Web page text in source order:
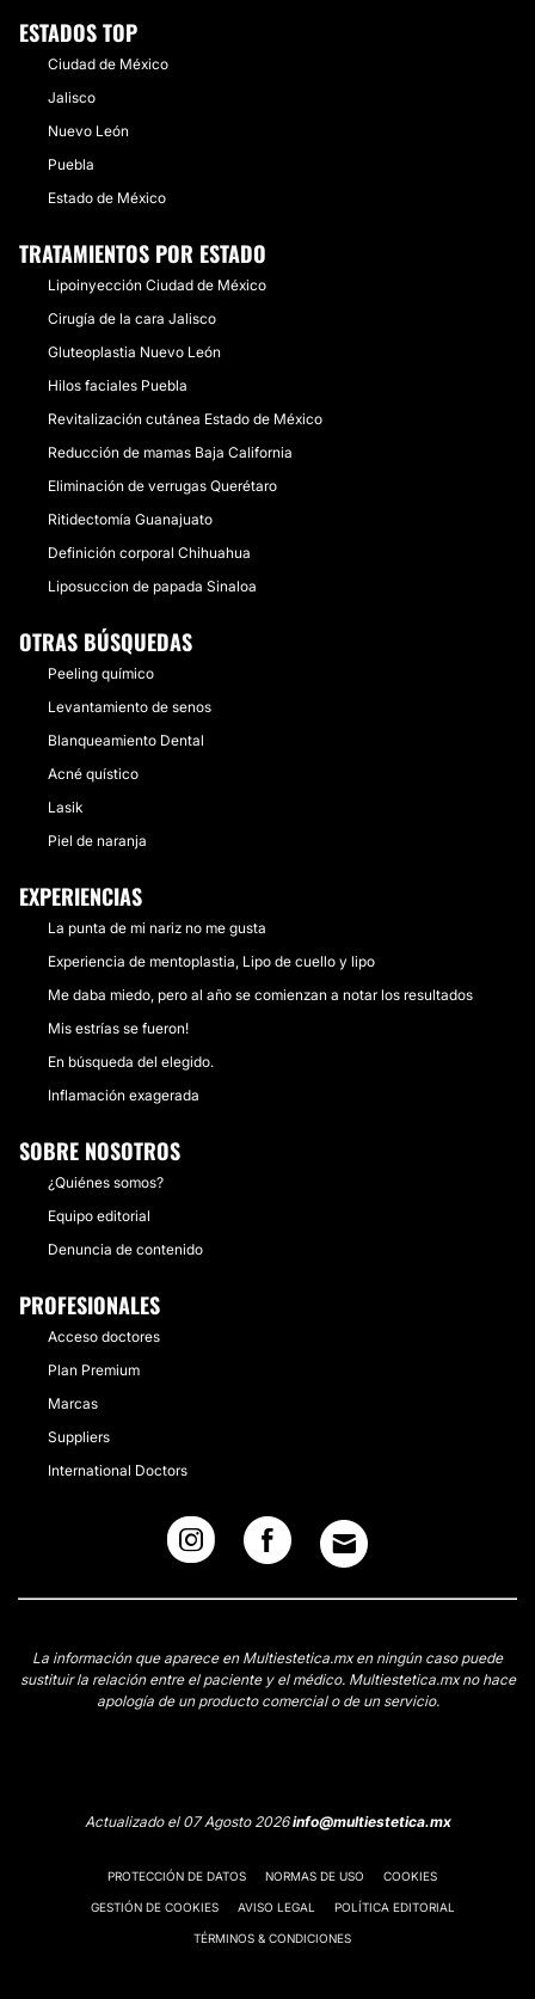
ESTADOS TOP
Ciudad de México
Jalisco
Nuevo León
Puebla
Estado de México
TRATAMIENTOS POR ESTADO
Lipoinyección Ciudad de México
Cirugía de la cara Jalisco
Gluteoplastia Nuevo León
Hilos faciales Puebla
Revitalización cutánea Estado de México
Reducción de mamas Baja California
Eliminación de verrugas Querétaro
Ritidectomía Guanajuato
Definición corporal Chihuahua
Liposuccion de papada Sinaloa
OTRAS BÚSQUEDAS
Peeling químico
Levantamiento de senos
Blanqueamiento Dental
Acné quístico
Lasik
Piel de naranja
EXPERIENCIAS
La punta de mi nariz no me gusta
Experiencia de mentoplastia, Lipo de cuello y lipo
Me daba miedo, pero al año se comienzan a notar los resultados
Mis estrías se fueron!
En búsqueda del elegido.
Inflamación exagerada
SOBRE NOSOTROS
¿Quiénes somos?
Equipo editorial
Denuncia de contenido
PROFESIONALES
Acceso doctores
Plan Premium
Marcas
Suppliers
International Doctors
La información que aparece en Multiestetica.mx en ningún caso puede
sustituir la relación entre el paciente y el médico. Multiestetica.mx no hace
apología de un producto comercial o de un servicio.
Actualizado el 07 Agosto 2026info@multiestetica.mx
PROTECCIÓN DE DATOS NORMAS DE USO COOKIES
GESTIÓN DE COOKIES AVISO LEGAL POLÍTICA EDITORIAL
TÉRMINOS & CONDICIONES